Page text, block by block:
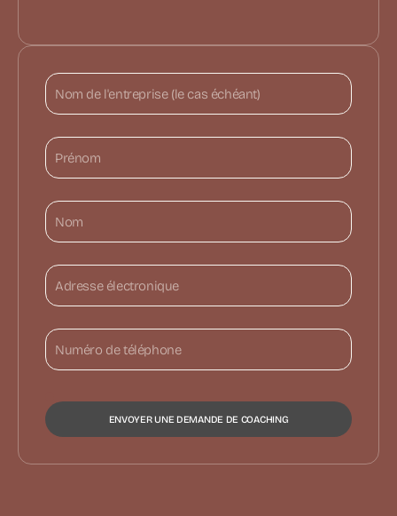
ENVOYER UNE DEMANDE DE COACHING